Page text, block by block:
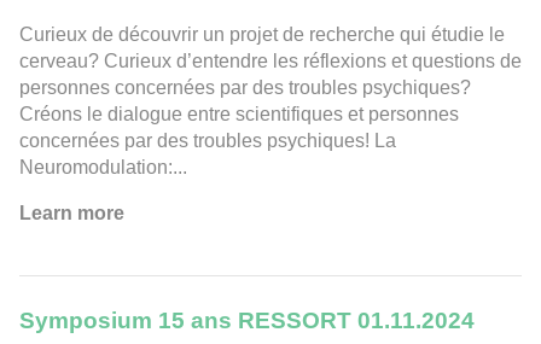
Curieux de découvrir un projet de recherche qui étudie le
cerveau? Curieux d’entendre les réflexions et questions de
personnes concernées par des troubles psychiques?
Créons le dialogue entre scientifiques et personnes
concernées par des troubles psychiques! La
Neuromodulation:...
Learn more
Symposium 15 ans RESSORT 01.11.2024